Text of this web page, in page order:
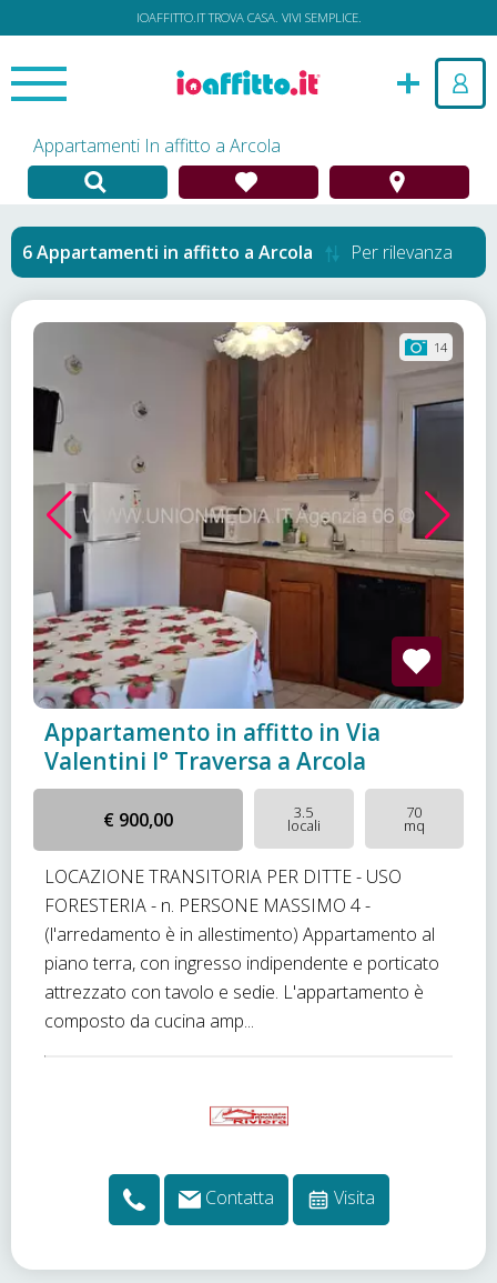
IOAFFITTO.IT TROVA CASA. VIVI SEMPLICE.
Appartamenti In affitto a Arcola
Appartamenti in affitto a Arcola Per rilevanza
14
Appartamento in affitto in Via
Valentini I° Traversa a Arcola
€ 900,00 3.5
locali
70
mq
LOCAZIONE TRANSITORIA PER DITTE - USO
FORESTERIA - n. PERSONE MASSIMO 4 -
(l'arredamento è in allestimento) Appartamento al
piano terra, con ingresso indipendente e porticato
attrezzato con tavolo e sedie. L'appartamento è
composto da cucina amp...
Contatta Visita